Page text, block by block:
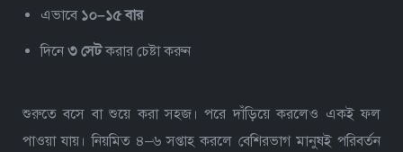
এভাবে ১০–১৫ বার
দিনে ৩ সেটকরার চেষ্টা করুন
শুরুতে বসে বা শুয়ে করা সহজ। পরে দাঁড়িয়ে করলেও একই ফল
পাওয়া যায়। নিয়মিত ৪–৬ সপ্তাহ করলে বেশিরভাগ মানুষই পরিবর্তন